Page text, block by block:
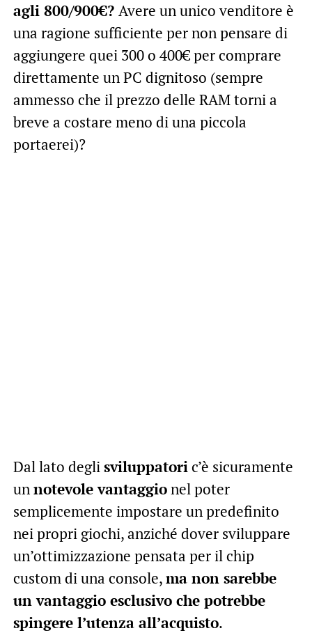
agli 800/900€? Avere un unico venditore è
una ragione sufficiente per non pensare di
aggiungere quei 300 o 400€ per comprare
direttamente un PC dignitoso (sempre
ammesso che il prezzo delle RAM torni a
breve a costare meno di una piccola
portaerei)?
Dal lato deglisviluppatoric’è sicuramente
unnotevole vantaggionel poter
semplicemente impostare un predefinito
nei propri giochi, anziché dover sviluppare
un’ottimizzazione pensata per il chip
custom di una console,ma non sarebbe
un vantaggio esclusivo che potrebbe
spingere l’utenza all’acquisto.